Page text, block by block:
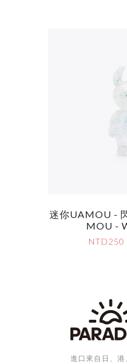
迷你UAMOU -
MOU -
NTD250
進口來自日、港